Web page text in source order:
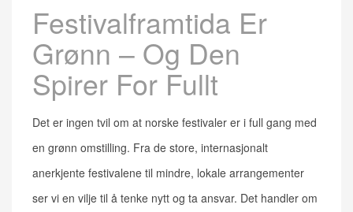
Festivalframtida Er
Grønn – Og Den
Spirer For Fullt
Det er ingen tvil om at norske festivaler er i full gang med
en grønn omstilling. Fra de store, internasjonalt
anerkjente festivalene til mindre, lokale arrangementer
ser vi en vilje til å tenke nytt og ta ansvar. Det handler om